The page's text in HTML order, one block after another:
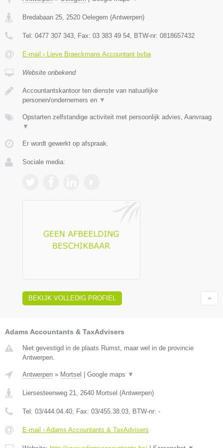
Bredabaan 25, 2520 Oelegem (Antwerpen)
Tel: 0477 307 343, Fax: 03 383 49 54, BTW-nr: 0818657432
E-mail › Lieve Braeckmans Accountant bvba
Website onbekend
Accountantskantoor ten dienste van natuurlijke
personen/ondernemers en ▼
Opstarten zelfstandige activiteit met persoonlijk advies, Aanvraag
▼
Er wordt gewerkt op afspraak.
Sociale media:
BEKIJK VOLLEDIG PROFIEL
Adams Accountants & TaxAdvisers
Niet gevestigd in de plaats Rumst, maar wel in de provincie
Antwerpen.
Antwerpen » Mortsel Google maps ▼
Liersesteenweg 21, 2640 Mortsel (Antwerpen)
Tel: 03/444.04.40, Fax: 03/455.38.03, BTW-nr: -
E-mail › Adams Accountants & TaxAdvisers